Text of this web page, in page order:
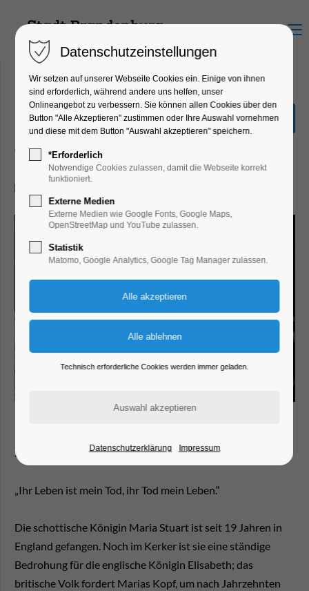
Menu
Friedrich Schiller: Maria
Stuart
Theater, Bühne
Sprechtheater
„Ihr Leben ist mein Tod, ihr Tod mein Leben.“
Die schottische Königin Maria Stuart ist seit 19 Jahren in
England gefangen. Noch im Kerker ist sie eine ständige
Bedrohung für die englische Königin Elisabeth; das
britische Volk fordert Marias Kopf, um nach Jahrzehnten
Datenschutzeinstellungen
Wir setzen auf unserer Webseite Cookies ein. Einige von ihnen
sind erforderlich, während andere uns helfen, unser
Onlineangebot zu verbessern. Sie können allen Cookies über den
Button "Alle Akzeptieren" zustimmen oder Ihre Auswahl vornehmen
und diese mit dem Button "Auswahl akzeptieren" speichern.
*Erforderlich
Notwendige Cookies zulassen, damit die Webseite korrekt
funktioniert.
Externe Medien
Externe Medien wie Google Fonts, Google Maps,
OpenStreetMap und YouTube zulassen.
Statistik
Matomo, Google Analytics, Google Tag Manager zulassen.
Technisch erforderliche Cookies werden immer geladen.
Datenschutzerklärung Impressum